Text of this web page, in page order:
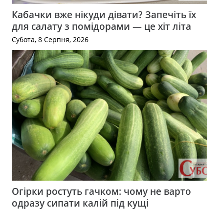
Кабачки вже нікуди дівати? Запечіть їх
для салату з помідорами — це хіт літа
Субота, 8 Серпня, 2026
Огірки ростуть гачком: чому не варто
одразу сипати калій під кущі